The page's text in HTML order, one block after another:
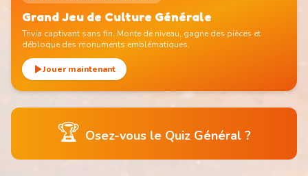
Grand Jeu de Culture Générale
Trivia captivant sans fin. Monte de niveau, gagne des pièces et
débloque des monuments emblématiques.
Jouer maintenant
🏆 Osez-vous le Quiz Général ?